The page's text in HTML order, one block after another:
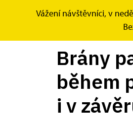
Vážení návštěvníci, v
Třeboň Zprávy
Brány
během
i v